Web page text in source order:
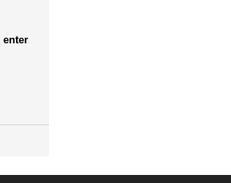
enter